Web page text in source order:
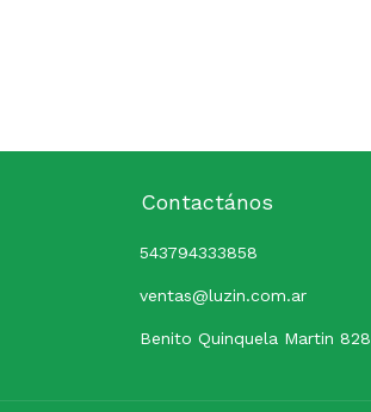
Contactános
543794333858
ventas@luzin.com.ar
Benito Quinquela Martin 828